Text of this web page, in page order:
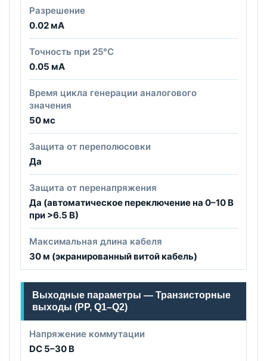
Разрешение
0.02 мА
Точность при 25°C
0.05 мА
Время цикла генерации аналогового
значения
50 мс
Защита от переполюсовки
Да
Защита от перенапряжения
Да (автоматическое переключение на 0–10 В
при >6.5 В)
Максимальная длина кабеля
30 м (экранированный витой кабель)
Выходные параметры — Транзисторные
выходы (PP, Q1–Q2)
Напряжение коммутации
DC 5–30 В